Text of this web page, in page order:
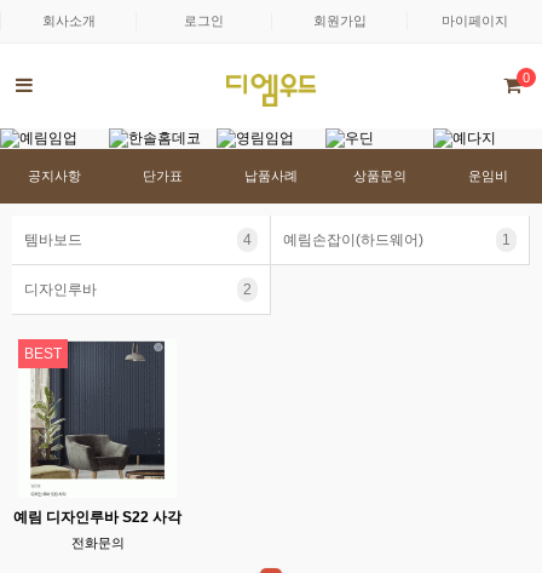
회사소개 로그인 회원가입 마이페이지
0
공지사항 단가표 납품사례 상품문의 운임비
템바보드 4 예림손잡이(하드웨어) 1
디자인루바 2
BEST
예림 디자인루바 S22 사각
전화문의